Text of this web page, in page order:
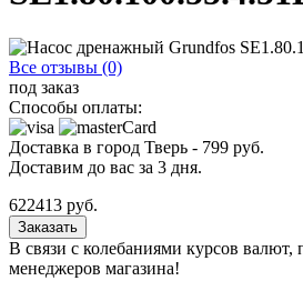
Все отзывы (0)
под заказ
Способы оплаты:
Доставка в город Тверь - 799 руб.
Доставим до вас за 3 дня.
622413 руб.
Заказать
В связи с колебаниями курсов валют,
менеджеров магазина!